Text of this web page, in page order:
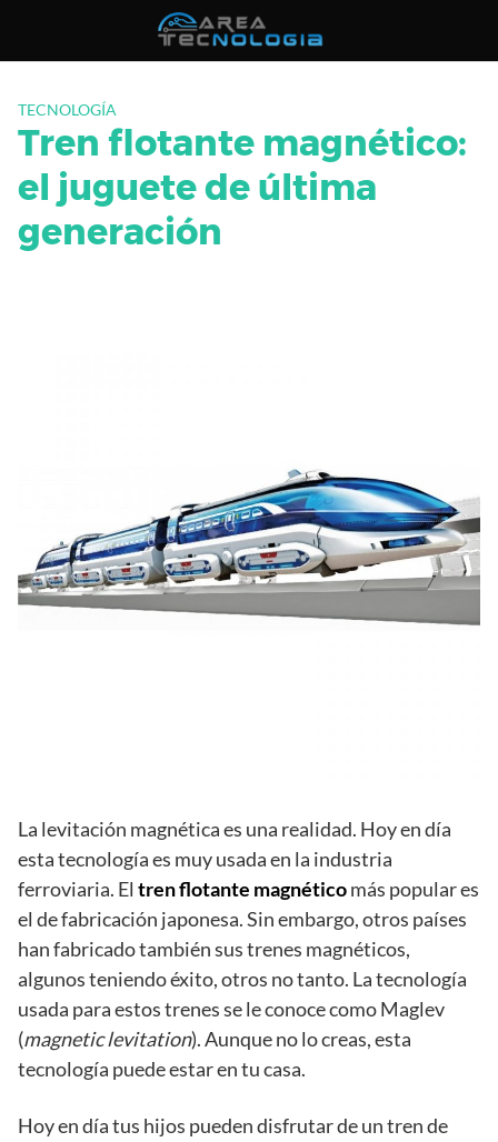
contenido
TECNOLOGÍA
Tren flotante magnético:
el juguete de última
generación
La levitación magnética es una realidad. Hoy en día
esta tecnología es muy usada en la industria
ferroviaria. El tren flotante magnéticomás popular es
el de fabricación japonesa. Sin embargo, otros países
han fabricado también sus trenes magnéticos,
algunos teniendo éxito, otros no tanto. La tecnología
usada para estos trenes se le conoce como Maglev
(magnetic levitation). Aunque no lo creas, esta
tecnología puede estar en tu casa.
Hoy en día tus hijos pueden disfrutar de un tren de